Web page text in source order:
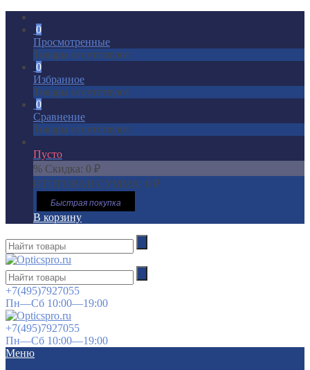
0
Просмотренные
Товары отсутствуют
0
Избранное
Товары отсутствуют
0
Сравнение
Товары отсутствуют
Пусто
% Скидка: 0 ₽
ИТОГОВАЯ СУММА: 0 ₽
Быстрая покупка
В корзину
+7(495)7927055
Пн—Сб 10:00—19:00
+7(495)7927055
Пн—Сб 10:00—19:00
Меню